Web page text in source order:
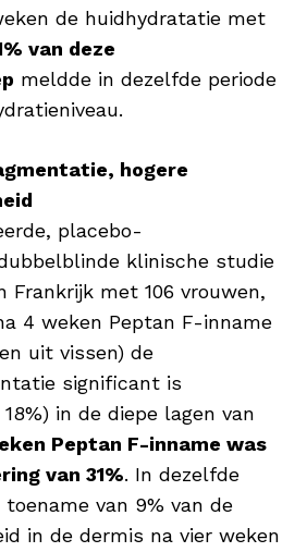
de huidhydratatie met
van deze
meldde in dezelfde periode
hogere
placebo-
klinische studie
Frankrijk met 106 vrouwen,
4 weken Peptan F-inname
uit vissen) de
significant is
in de diepe lagen van
Peptan F-inname was
van 31%. In dezelfde
van 9% van de
in de dermis na vier weken